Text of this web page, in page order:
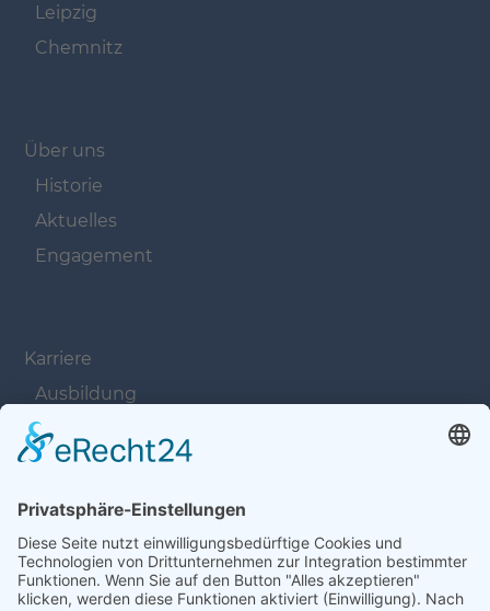
Leipzig
Chemnitz
Über uns
Historie
Aktuelles
Engagement
Karriere
Ausbildung
Offene Stellen
Navigation überspringen
Kontakt